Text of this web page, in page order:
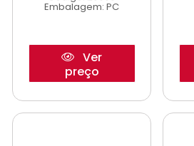
Embalagem: PC
Ver
preço